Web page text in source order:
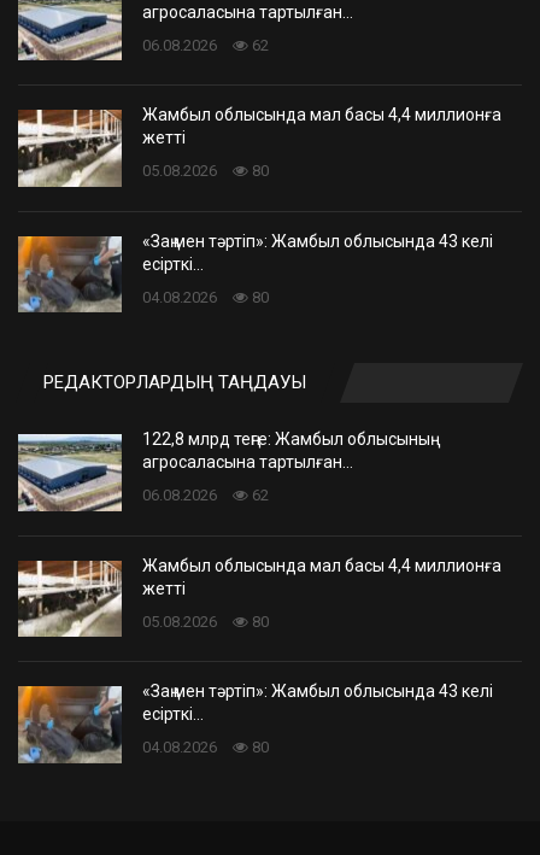
агросаласына тартылған…
06.08.2026 62
Жамбыл облысында мал басы 4,4 миллионға
жетті
05.08.2026 80
«Заң мен тәртіп»: Жамбыл облысында 43 келі
есірткі…
04.08.2026 80
РЕДАКТОРЛАРДЫҢ ТАҢДАУЫ
122,8 млрд теңге: Жамбыл облысының
агросаласына тартылған…
06.08.2026 62
Жамбыл облысында мал басы 4,4 миллионға
жетті
05.08.2026 80
«Заң мен тәртіп»: Жамбыл облысында 43 келі
есірткі…
04.08.2026 80